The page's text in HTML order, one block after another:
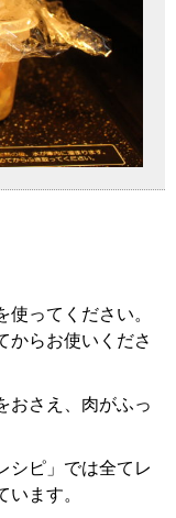
ってください。
からお使いくださ
おさえ、肉がふっ
シピ」では全てレ
ます。